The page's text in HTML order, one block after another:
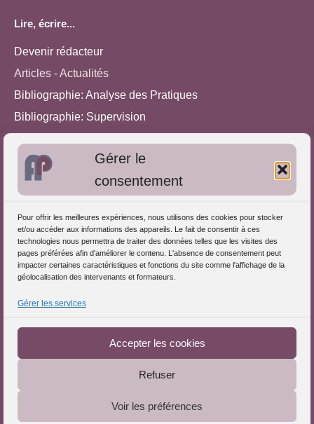
Gérer le
consentement
Pour offrir les meilleures expériences, nous utilisons des cookies pour stocker
et/ou accéder aux informations des appareils. Le fait de consentir à ces
technologies nous permettra de traiter des données telles que les visites des
pages préférées afin d'améliorer le contenu. L'absence de consentement peut
impacter certaines caractéristiques et fonctions du site comme l'affichage de la
géolocalisation des intervenants et formateurs.
Gérer les services
Accepter les cookies
Refuser
Voir les préférences
Lire, écrire...
Devenir rédacteur
Articles - Actualités
Bibliographie: Analyse des Pratiques
Bibliographie: Supervision
Approches de l'Analyse des pratiques
S'inscrire dans l'Annuaire
Publiez vos formations
Charte déontologique
Le Portail de l'Analyse des Pratiques © 2025 - Tous droits